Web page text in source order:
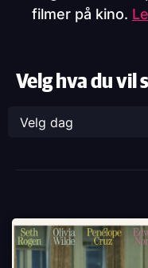
filmer på kino.
Velg hva du vil